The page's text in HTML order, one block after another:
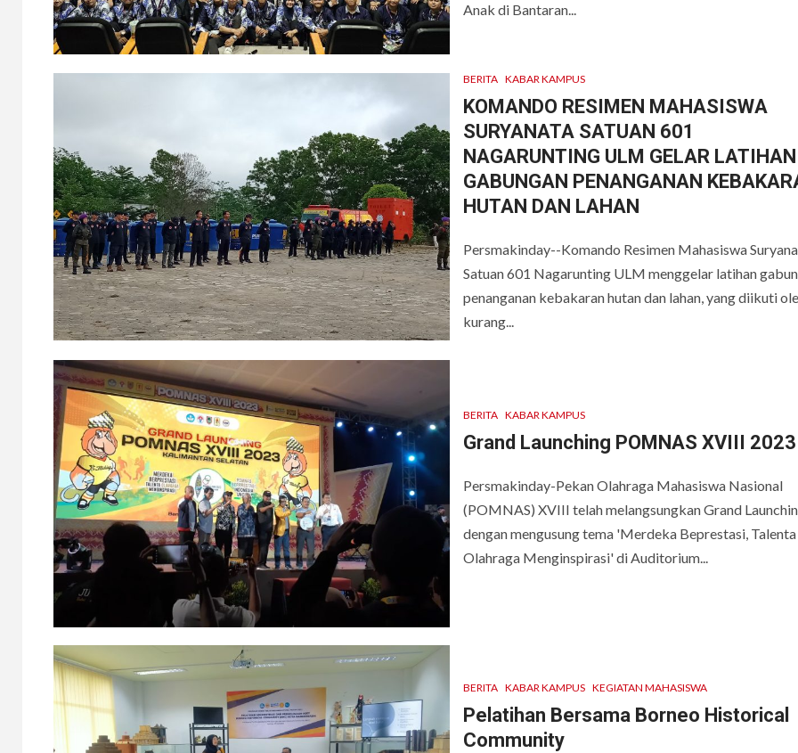
Anak di Bantaran...
BERITA KABAR KAMPUS
KOMANDO RESIMEN MAHASISWA
SURYANATA SATUAN 601
NAGARUNTING ULM GELAR LATIHAN
GABUNGAN PENANGANAN
HUTAN DAN LAHAN
Persmakinday--Komando Resimen Mahasiswa
Satuan 601 Nagarunting ULM menggelar latihan
penanganan kebakaran hutan dan lahan, yang diikuti
kurang...
BERITA KABAR KAMPUS
Grand Launching POMNAS XVIII 2023
Persmakinday-Pekan Olahraga Mahasiswa Nasional
(POMNAS) XVIII telah melangsungkan Grand
dengan mengusung tema 'Merdeka Beprestasi, Talenta
Olahraga Menginspirasi' di Auditorium...
BERITA KABAR KAMPUS KEGIATAN MAHASISWA
Pelatihan Bersama Borneo Historical
Community